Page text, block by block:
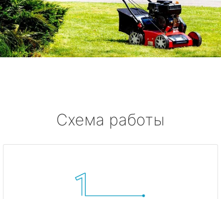
Схема работы